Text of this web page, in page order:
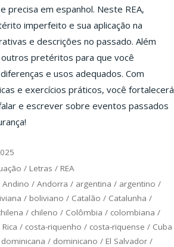
precisa em espanhol. Neste REA,
imperfeito e sua aplicação na
e descrições no passado. Além
pretéritos para que você
e usos adequados. Com
e exercícios práticos, você fortalecerá
e escrever sobre eventos passados
/ Letras / REA
Andino /Andorra / argentina / argentino /
/ boliviano / Catalão / Catalunha /
/ chileno / Colômbia / colombiana /
/ costa-riquenho / costa-riquense / Cuba
dominicana / dominicano / El Salvador/